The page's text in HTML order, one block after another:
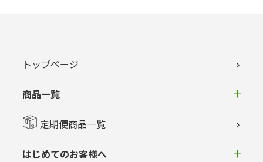
トップページ
商品一覧
定期便商品一覧
はじめてのお客様へ